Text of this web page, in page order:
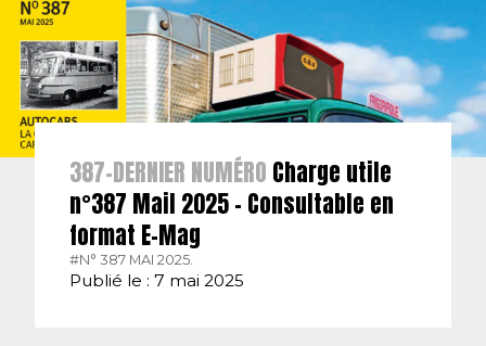
387-DERNIER NUMÉRO Charge utile
n°387 Mail 2025 – Consultable en
format E-Mag
#N° 387 MAI 2025.
Publié le : 7 mai 2025